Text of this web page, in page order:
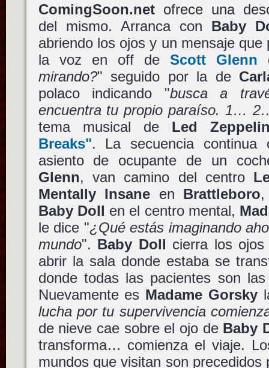
ComingSoon.netofrece una
del mismo. Arranca con Baby
abriendo los ojos y un mensaje que
la voz en off de Scott Glenn
mirando?" seguido por la de
polaco indicando "busca a
encuentra tu propio paraíso. 1…
tema musical de Led
Breaks". La secuencia
asiento de ocupante de un
Glenn, van camino del centro
Mentally Insane en Brattleboro
Baby Doll en el centro mental,
le dice "¿Qué estás imaginando
mundo". Baby Doll cierra los
abrir la sala donde estaba se
donde todas las pacientes son
Nuevamente es Madame Gorsky
lucha por tu supervivencia
de nieve cae sobre el ojo de Baby
transforma… comienza el viaje.
mundos que visitan son